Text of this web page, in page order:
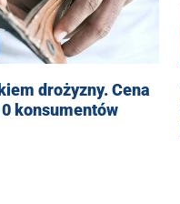
drożyzny. Cena
konsumentów